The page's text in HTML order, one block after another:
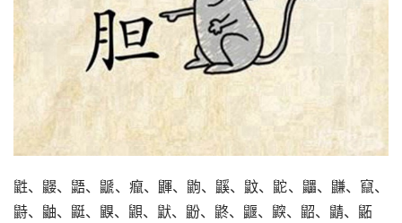
鼪、鼹、鼯、鼶、癙、鼲、鼩、鼷、鼤、鼧、鼺、鼸、竄、
鼭、鼬、鼮、鼳、鼰、鼣、鼢、鼨、鼴、鼵、鼦、鼱、鼫